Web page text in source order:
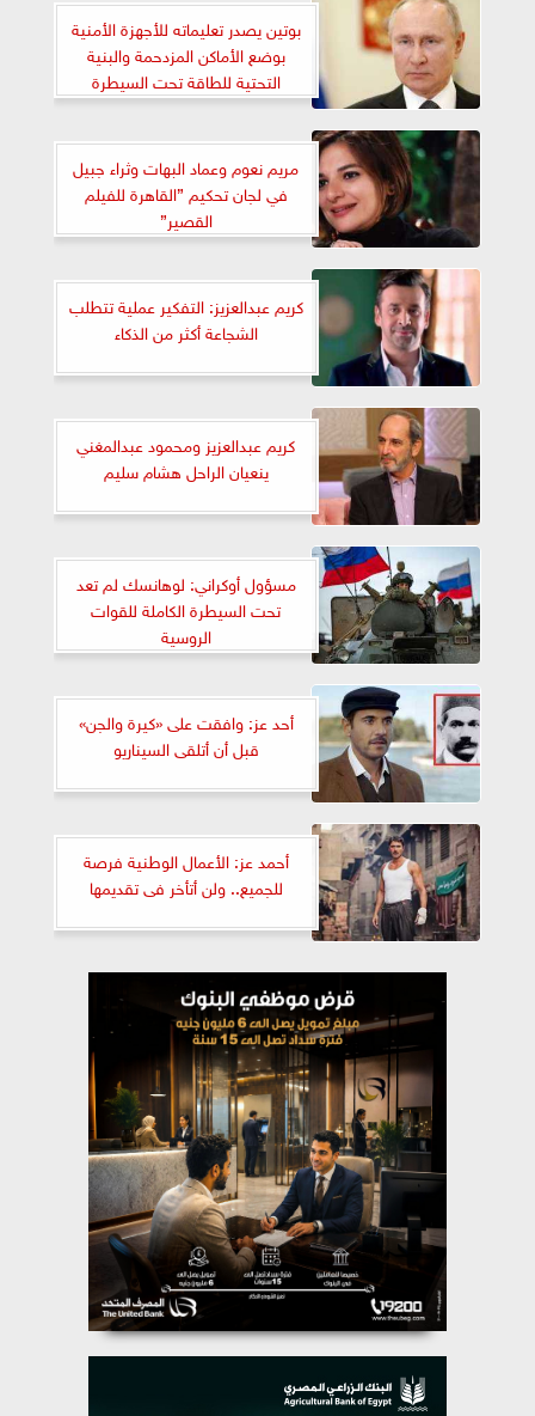
بوتين يصدر تعليماته للأجهزة الأمنية
بوضع الأماكن المزدحمة والبنية
التحتية للطاقة تحت السيطرة
المستمرة
مريم نعوم وعماد البهات وثراء جبيل
في لجان تحكيم ”القاهرة للفيلم
القصير”
كريم عبدالعزيز: التفكير عملية تتطلب
الشجاعة أكثر من الذكاء
كريم عبدالعزيز ومحمود عبدالمغني
ينعيان الراحل هشام سليم
مسؤول أوكراني: لوهانسك لم تعد
تحت السيطرة الكاملة للقوات
الروسية
أحد عز: وافقت على «كيرة والجن»
قبل أن أتلقى السيناريو
أحمد عز: الأعمال الوطنية فرصة
للجميع.. ولن أتأخر فى تقديمها